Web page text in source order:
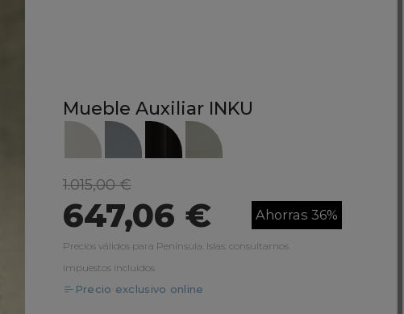
Mueble Auxiliar INKU
1.015,00 €
647,06 € Ahorras 36%
Precios válidos para Península. Islas: consultarnos
Impuestos incluidos
Precio exclusivo online